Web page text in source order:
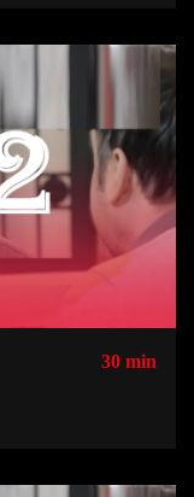
30 min